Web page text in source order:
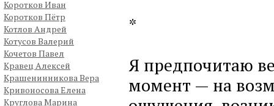
Коротков Иван
Коротков Пётр
Котлов Андрей
Котусов Валерий
Кочетов Павел
Кравец Алексей
Крашенинникова Вера
Кривоносова Елена
Круглова Марина
*
Я предпочитаю
момент — на